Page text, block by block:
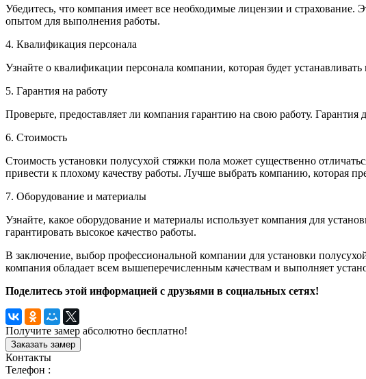
Убедитесь, что компания имеет все необходимые лицензии и страхование.
опытом для выполнения работы.
4. Квалификация персонала
Узнайте о квалификации персонала компании, которая будет
5. Гарантия на работу
Проверьте, предоставляет ли компания гарантию на свою работу. Гарантия
6. Стоимость
Стоимость установки полусухой стяжки пола может существенно
привести к плохому качеству работы. Лучше выбрать компанию, которая
7. Оборудование и материалы
Узнайте, какое оборудование и материалы использует компания для
гарантировать высокое качество работы.
В заключение, выбор профессиональной компании для установки
компания обладает всем вышеперечисленным качествам и выполняет
Поделитесь этой информацией с друзьями в социальных сетях!
Получите замер абсолютно бесплатно!
Заказать замер
Контакты
Телефон :